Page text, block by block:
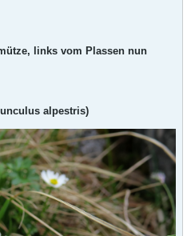
links vom Plassen nun
alpestris)